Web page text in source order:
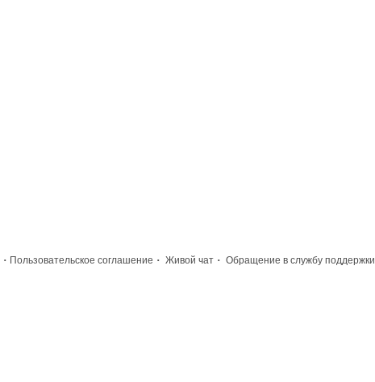
· Пользовательское соглашение · Живой чат · Обращение в службу поддержки